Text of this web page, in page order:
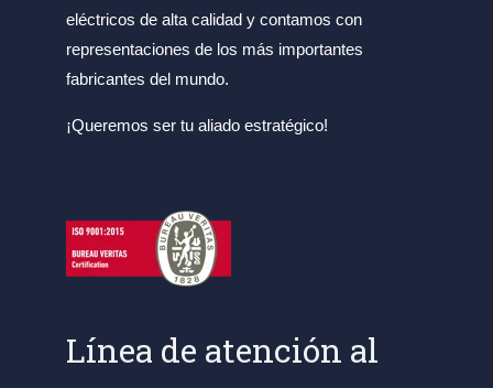
eléctricos de alta calidad y contamos con
representaciones de los más importantes
fabricantes del mundo.
¡Queremos ser tu aliado estratégico!
Línea de atención al